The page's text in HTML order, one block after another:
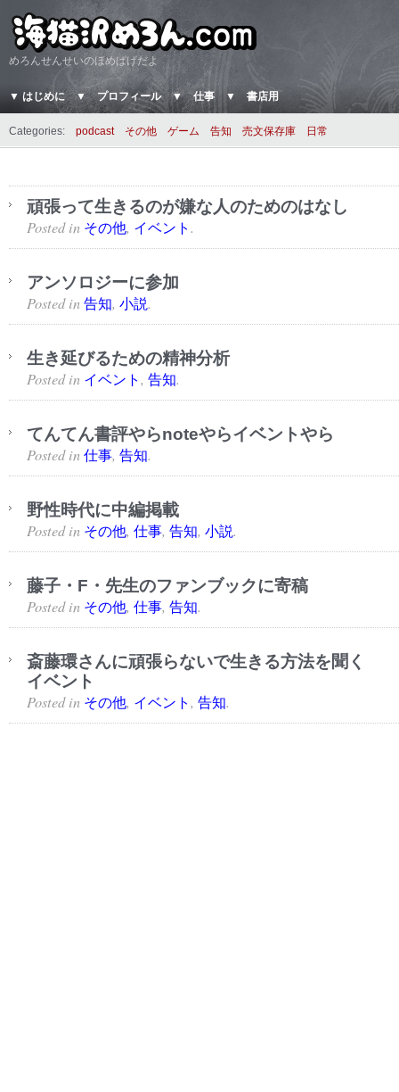
めろんせんせいのほめぱげだよ
▼ はじめに ▼ プロフィール ▼ 仕事 ▼ 書店用
Categories: podcast その他 ゲーム 告知 売文保存庫 日常
頑張って生きるのが嫌な人のためのはなし
Posted in その他, イベント .
アンソロジーに参加
Posted in 告知, 小説.
生き延びるための精神分析
Posted in イベント , 告知.
てんてん書評やらnoteやらイベントやら
Posted in 仕事, 告知.
野性時代に中編掲載
Posted in その他, 仕事, 告知, 小説.
藤子・F・先生のファンブックに寄稿
Posted in その他, 仕事, 告知.
斎藤環さんに頑張らないで生きる方法を聞く
イベント
Posted in その他, イベント , 告知.